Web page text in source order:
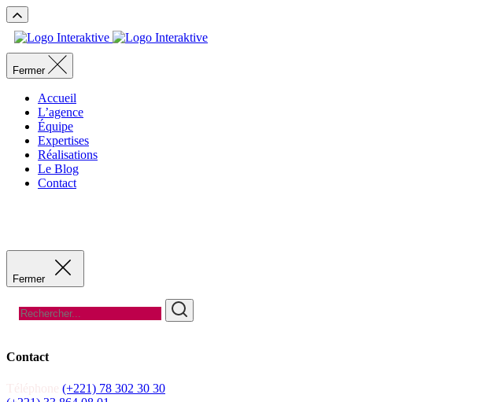
Fermer
Accueil
L’agence
Équipe
Expertises
Réalisations
Le Blog
Contact
Fermer
Contact
(+221) 78 302 30 30